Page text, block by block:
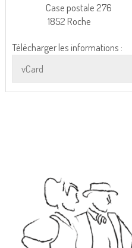
Case postale 276
1852 Roche
Télécharger les informations :
vCard